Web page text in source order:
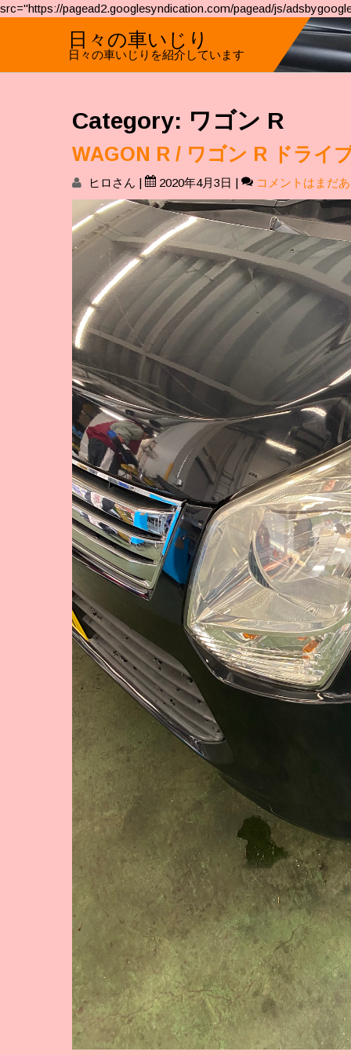
src="https://pagead2.googlesyndication.com/pagead/js/
日々の車いじり
日々の車いじりを紹介しています
Category: ワゴン R
WAGON R / ワゴン R ドライ
ヒロさん | 2020年4月3日 | コメントはまだ